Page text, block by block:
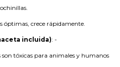
óptimas, crece rápidamente.
incluida): -
son tóxicas para animales y humanos